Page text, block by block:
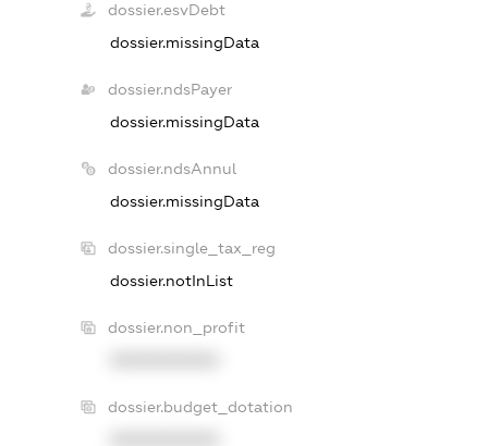
dossier.esvDebt
dossier.missingData
dossier.ndsPayer
dossier.missingData
dossier.ndsAnnul
dossier.missingData
dossier.single_tax_reg
dossier.notInList
dossier.non_profit
dossier.budget_dotation